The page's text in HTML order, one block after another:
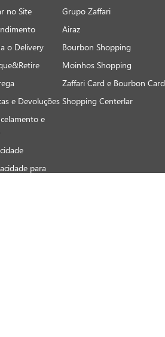
no Site
o Delivery
e Devoluções
e
para
Grupo Zaffari
Airaz
Bourbon Shopping
Moinhos Shopping
Zaffari Card e Bourbon Card
Shopping Centerlar